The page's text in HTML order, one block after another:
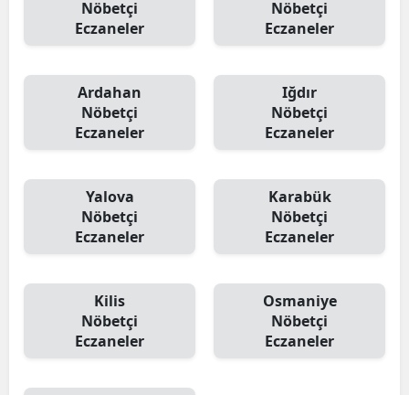
Nöbetçi
Eczaneler
Nöbetçi
Eczaneler
Ardahan
Nöbetçi
Eczaneler
Iğdır
Nöbetçi
Eczaneler
Yalova
Nöbetçi
Eczaneler
Karabük
Nöbetçi
Eczaneler
Kilis
Nöbetçi
Eczaneler
Osmaniye
Nöbetçi
Eczaneler